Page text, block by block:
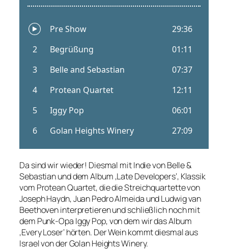
Da sind wir wieder! Diesmal mit Indie von Belle &
Sebastian und dem Album ‚Late Developers‘, Klassik
vom Protean Quartet, die die Streichquartette von
Joseph Haydn, Juan Pedro Almeida und Ludwig van
Beethoven interpretieren und schließlich noch mit
dem Punk-Opa Iggy Pop, von dem wir das Album
‚Every Loser‘ hörten. Der Wein kommt diesmal aus
Israel von der Golan Heights Winery.